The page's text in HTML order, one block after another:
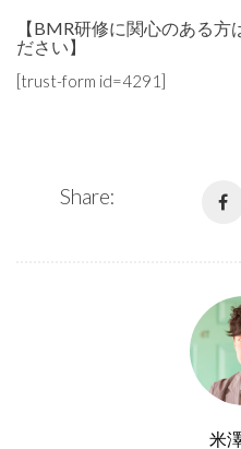
【BMR研修に関心のある方
ださい】
[trust-form id=4291]
Share:
米